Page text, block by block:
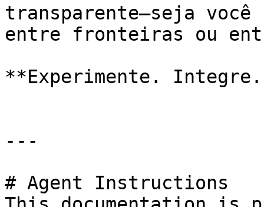
transparente—seja
entre fronteiras ou
**Experimente.
---
# Agent Instructions